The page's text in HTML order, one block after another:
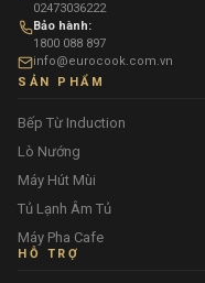
02473036222
Bảo hành:
1800 088 897
info@eurocook.com.vn
SẢN PHẨM
Bếp Từ Induction
Lò Nướng
Máy Hút Mùi
Tủ Lạnh Âm Tủ
Máy Pha Cafe
HỖ TRỢ